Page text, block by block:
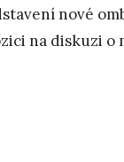
nové
na diskuzi